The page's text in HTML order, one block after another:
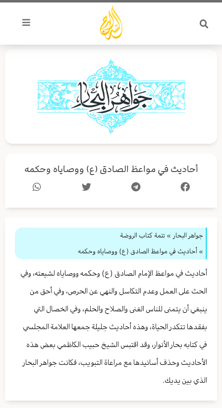
تخطي
المحتوى
أحاديث في مواعظ الصادق (ع) ووصاياه وحكمه
جواهر البحار » تتمة كتاب الروضة
» أحاديث في مواعظ الصادق (ع) ووصاياه وحكمه
أحاديث في مواعظ الإمام الصادق (ع) وحكمه ووصاياه لشيعته، وفي
الحث على العمل وعدم التكاسل والنهي عن الحرص، وفي أحق من
ينبغي أن يتمنى للناس الغنى والصلاح والحلم، وفي الخصال التي
بفقدها تتكدر الحياة، وهذه أحاديث جليلة جمعها العلامة المجلسي
في كتابه بحار الأنوار، وقد اقتبس الشيخ حبيب الكاظمي بعض هذه
الأحاديث وحذف أسانيدها مع مراعاة التبويب، فكانت جواهر البحار
الذي بين يديك.